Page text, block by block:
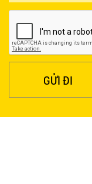
GỬI ĐI